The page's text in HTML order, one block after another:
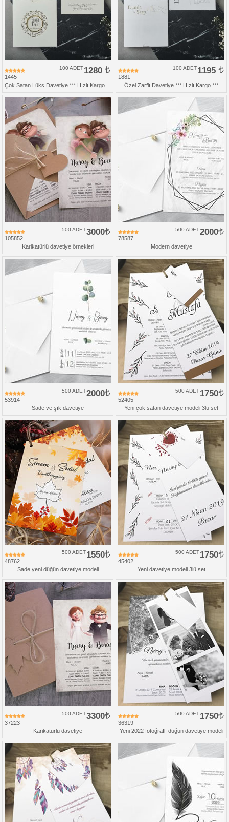
1445
1280
100 ADET
1881
1195
100 ADET
Özel Zarflı Davetiye *** Hızlı Kargo ***
105852
3000
500 ADET
Karikatürlü davetiye örnekleri
78587
2000
500 ADET
Modern davetiye
53914
2000
500 ADET
Sade ve şık davetiye
52405
1750
500 ADET
Yeni çok satan davetiye modeli 3lü set
48762
1550
500 ADET
Sade yeni düğün davetiye modeli
45402
1750
500 ADET
Yeni davetiye modeli 3lü set
37223
3300
500 ADET
Karikatürlü davetiye
36319
1750
500 ADET
Yeni 2022 fotoğraflı düğün davetiye modeli